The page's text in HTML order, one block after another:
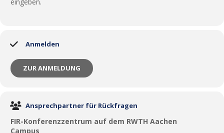
Anmelden
ZUR ANMELDUNG
Ansprechpartner für Rückfragen
FIR-Konferenzzentrum auf dem RWTH Aachen
Campus